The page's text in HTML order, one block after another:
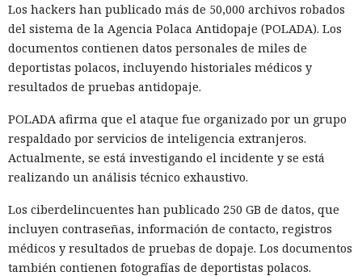
Los hackers han publicado más de 50,000 archivos robados
del sistema de la Agencia Polaca Antidopaje (POLADA). Los
documentos contienen datos personales de miles de
deportistas polacos, incluyendo historiales médicos y
resultados de pruebas antidopaje.
POLADA afirma que el ataque fue organizado por un grupo
respaldado por servicios de inteligencia extranjeros.
Actualmente, se está investigando el incidente y se está
realizando un análisis técnico exhaustivo.
Los ciberdelincuentes han publicado 250 GB de datos, que
incluyen contraseñas, información de contacto, registros
médicos y resultados de pruebas de dopaje. Los documentos
también contienen fotografías de deportistas polacos.